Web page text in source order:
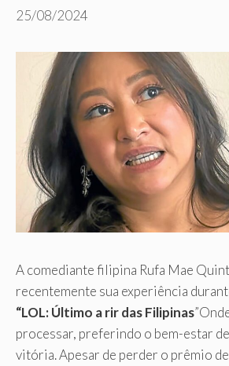
25/08/2024
A comediante filipina Rufa Mae
recentemente sua experiência
“LOL: Último a rir das Filipinas
processar, preferindo o bem-estar
vitória. Apesar de perder o prêmio